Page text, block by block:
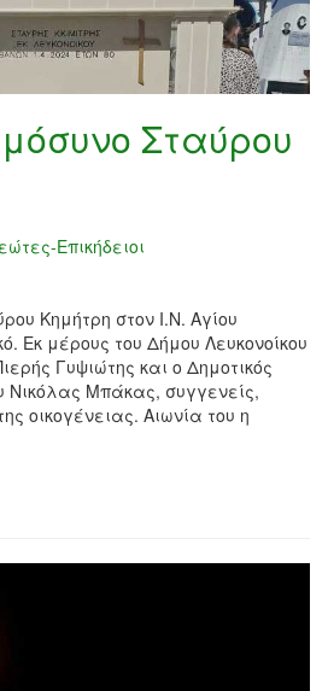
Σταύρου
Επικήδειοι
Κημήτρη στον Ι.Ν. Αγίου
Εκ μέρους του Δήμου Λευκονοίκου
Γυψιώτης και ο Δημοτικός
Νικόλας Μπάκας, συγγενείς,
οικογένειας. Αιωνία του η